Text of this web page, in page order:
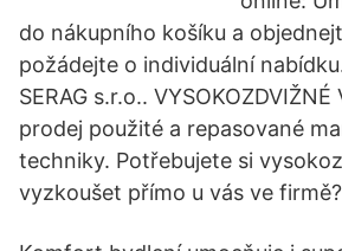
do nákupního košíku a
požádejte o individuální
SERAG s.r.o..
prodej použité a repasované
techniky. Potřebujete si
vyzkoušet přímo u vás ve firmě?